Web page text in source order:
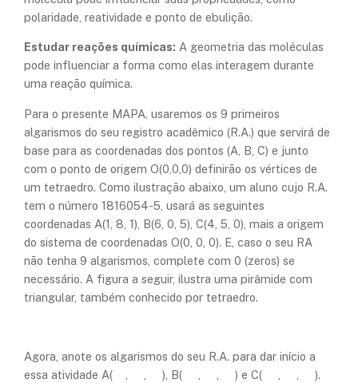
polaridade, reatividade e ponto de ebulição.
Estudar reações químicas: A geometria das moléculas
pode influenciar a forma como elas interagem durante
uma reação química.
Para o presente MAPA, usaremos os 9 primeiros
algarismos do seu registro acadêmico (R.A.) que servirá de
base para as coordenadas dos pontos (A, B, C) e junto
com o ponto de origem O(0,0,0) definirão os vértices de
um tetraedro. Como ilustração abaixo, um aluno cujo R.A.
tem o número 1816054-5, usará as seguintes
coordenadas A(1, 8, 1), B(6, 0, 5), C(4, 5, 0), mais a origem
do sistema de coordenadas O(0, 0, 0). E, caso o seu RA
não tenha 9 algarismos, complete com 0 (zeros) se
necessário. A figura a seguir, ilustra uma pirâmide com
triangular, também conhecido por tetraedro.
Agora, anote os algarismos do seu R.A. para dar início a
essa atividade A( , , ), B( , , ) e C( , , ).